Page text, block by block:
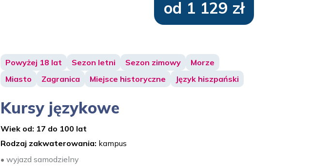
od 1 129 zł
Powyżej 18 lat Sezon letni Sezon zimowy
Morze
Miasto
Zagranica Miejsce historyczne Język hiszpański
Kursy językowe
Wiek od: 17 do 100 lat
Rodzaj zakwaterowania: kampus
• wyjazd samodzielny